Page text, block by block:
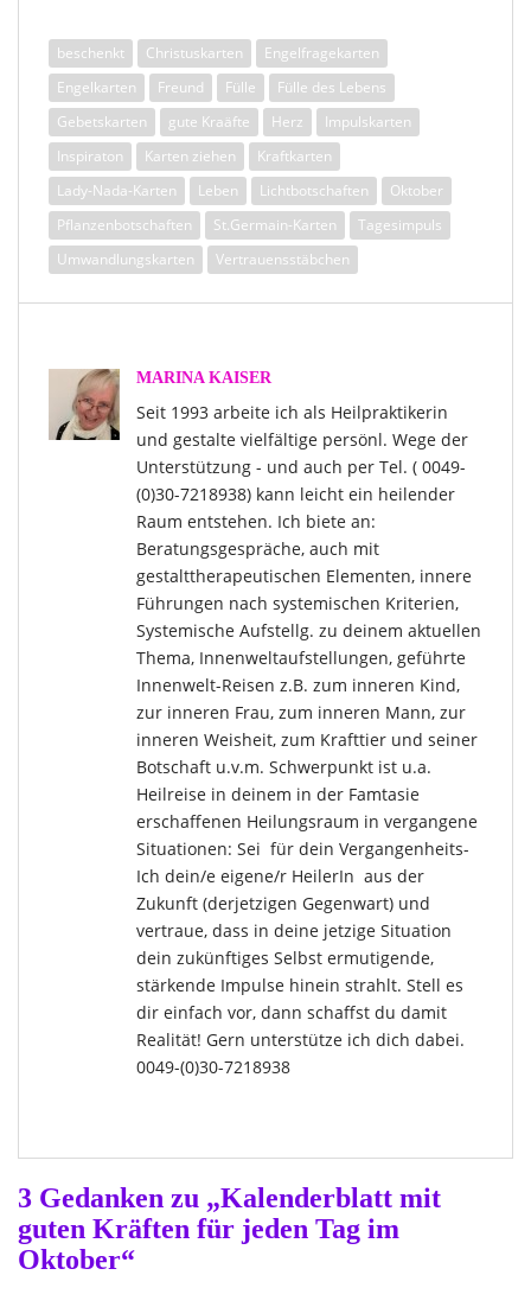
beschenkt Christuskarten
Engelfragekarten
Engelkarten
Freund Fülle
Fülle des Lebens
Gebetskarten
gute Kraäfte Herz
Impulskarten
Inspiraton
Karten ziehen
Kraftkarten
Lady-Nada-Karten
Leben Lichtbotschaften
Oktober
Pflanzenbotschaften
St.Germain-Karten
Tagesimpuls
Umwandlungskarten
Vertrauensstäbchen
MARINA KAISER
Seit 1993 arbeite ich als Heilpraktikerin
und gestalte vielfältige persönl. Wege der
Unterstützung - und auch per Tel. ( 0049-
(0)30-7218938) kann leicht ein heilender
Raum entstehen. Ich biete an:
Beratungsgespräche, auch mit
gestalttherapeutischen Elementen, innere
Führungen nach systemischen Kriterien,
Systemische Aufstellg. zu deinem aktuellen
Thema, Innenweltaufstellungen, geführte
Innenwelt-Reisen z.B. zum inneren Kind,
zur inneren Frau, zum inneren Mann, zur
inneren Weisheit, zum Krafttier und seiner
Botschaft u.v.m. Schwerpunkt ist u.a.
Heilreise in deinem in der Famtasie
erschaffenen Heilungsraum in vergangene
Situationen: Sei für dein Vergangenheits-
Ich dein/e eigene/r HeilerIn aus der
Zukunft (derjetzigen Gegenwart) und
vertraue, dass in deine jetzige Situation
dein zukünftiges Selbst ermutigende,
stärkende Impulse hinein strahlt. Stell es
dir einfach vor, dann schaffst du damit
Realität! Gern unterstütze ich dich dabei.
0049-(0)30-7218938
3 Gedanken zu „Kalenderblatt mit
guten Kräften für jeden Tag im
Oktober“